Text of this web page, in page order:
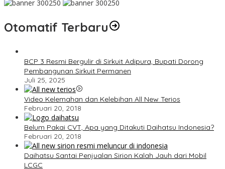
Otomatif Terbaru
BCP 3 Resmi Bergulir di Sirkuit Adipura, Bupati Dorong
Pembangunan Sirkuit Permanen
Juli 25, 2025
Video Kelemahan dan Kelebihan All New Terios
Februari 20, 2018
Belum Pakai CVT, Apa yang Ditakuti Daihatsu Indonesia?
Februari 20, 2018
Daihatsu Santai Penjualan Sirion Kalah Jauh dari Mobil
LCGC